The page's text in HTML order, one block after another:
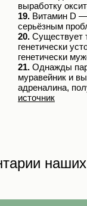
выработку
19. Витамин D —
серьёзным
20. Существует
генетически
генетически
21. Однажды
муравейник и
адреналина,
источник
наших